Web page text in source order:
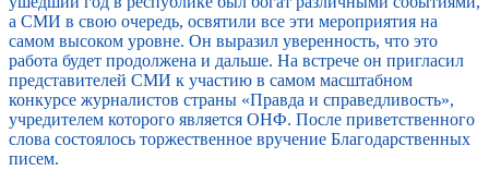
а СМИ в свою очередь, освятили все эти мероприятия на
самом высоком уровне. Он выразил уверенность, что это
работа будет продолжена и дальше. На встрече он пригласил
представителей СМИ к участию в самом масштабном
конкурсе журналистов страны «Правда и справедливость»,
учредителем которого является ОНФ. После приветственного
слова состоялось торжественное вручение Благодарственных
писем.